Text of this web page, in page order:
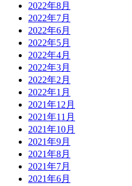
2022年8月
2022年7月
2022年6月
2022年5月
2022年4月
2022年3月
2022年2月
2022年1月
2021年12月
2021年11月
2021年10月
2021年9月
2021年8月
2021年7月
2021年6月